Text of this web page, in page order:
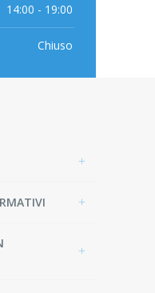
14:00 - 19:00
Chiuso